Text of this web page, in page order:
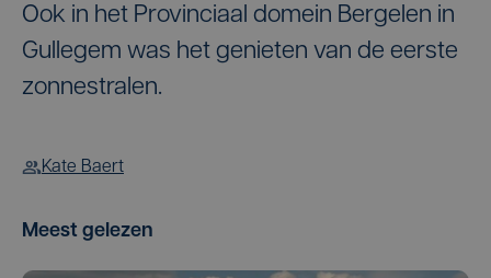
Ook in het Provinciaal domein Bergelen in
Gullegem was het genieten van de eerste
zonnestralen.
Kate Baert
Meest gelezen